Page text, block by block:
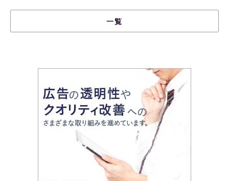
一覧